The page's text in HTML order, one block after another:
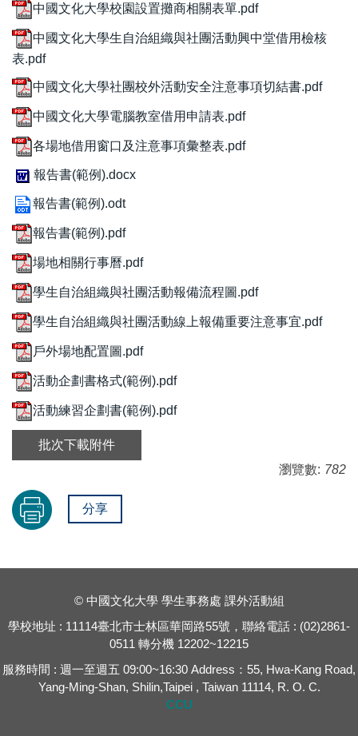
中國文化大學校園設置攤商相關表單.pdf
中國文化大學生自治組織與社團活動興中堂借用檢核
表.pdf
中國文化大學社團校外活動安全注意事項切結書.pdf
中國文化大學電腦教室借用申請表.pdf
各場地借用窗口及注意事項彙整表.pdf
報告書(範例).docx
報告書(範例).odt
報告書(範例).pdf
場地相關行事曆.pdf
學生自治組織與社團活動報備流程圖.pdf
學生自治組織與社團活動線上報備重要注意事宜.pdf
戶外場地配置圖.pdf
活動企劃書格式(範例).pdf
活動練習企劃書(範例).pdf
批次下載附件
瀏覽數: 782
分享
© 中國文化大學 學生事務處 課外活動組
學校地址 : 11114臺北市士林區華岡路55號，聯絡電話 : (02)2861-
0511 轉分機 12202~12215
服務時間 : 週一至週五 09:00~16:30 Address：55, Hwa-Kang Road,
Yang-Ming-Shan, Shilin,Taipei , Taiwan 11114, R. O. C.
CCU